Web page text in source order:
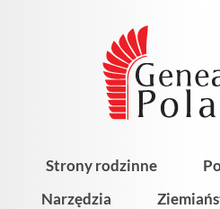
Strony rodzinne
Narzędzia